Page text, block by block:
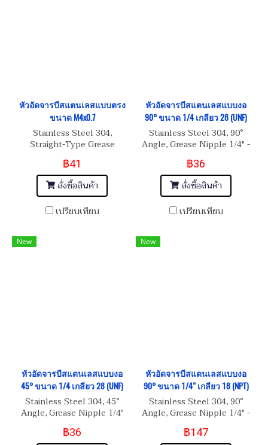
หัวอัดจารบีสแตนเลสแบบตรง
ขนาด M4x0.7
Stainless Steel 304,
Straight-Type Grease
Nipple M4x0.7
฿41
สั่งซื้อสินค้า
เปรียบเทียบ
หัวอัดจารบีสแตนเลสแบบงอ
90° ขนาด 1/4 เกลียว 28 (UNF)
Stainless Steel 304, 90°
Angle, Grease Nipple 1/4" -
28 (UNF)
฿36
สั่งซื้อสินค้า
เปรียบเทียบ
New
หัวอัดจารบีสแตนเลสแบบงอ
45° ขนาด 1/4 เกลียว 28 (UNF)
Stainless Steel 304, 45°
Angle, Grease Nipple 1/4"
฿36
New
หัวอัดจารบีสแตนเลสแบบงอ
90° ขนาด 1/4" เกลียว 18 (NPT)
Stainless Steel 304, 90°
Angle, Grease Nipple 1/4" -
฿147